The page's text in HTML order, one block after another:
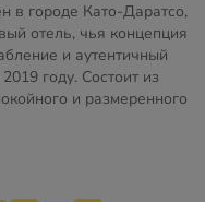
в городе Като-Даратсо,
отель, чья концепция
и аутентичный
году. Состоит из
и размеренного